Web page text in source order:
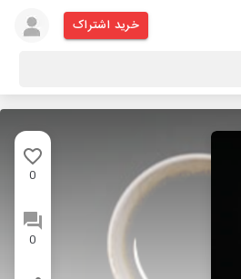
خرید اشتراک
0
0